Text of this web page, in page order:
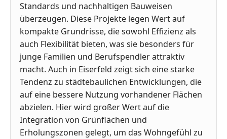
Standards und nachhaltigen Bauweisen
überzeugen. Diese Projekte legen Wert auf
kompakte Grundrisse, die sowohl Effizienz als
auch Flexibilität bieten, was sie besonders für
junge Familien und Berufspendler attraktiv
macht. Auch in Eiserfeld zeigt sich eine starke
Tendenz zu städtebaulichen Entwicklungen, die
auf eine bessere Nutzung vorhandener Flächen
abzielen. Hier wird großer Wert auf die
Integration von Grünflächen und
Erholungszonen gelegt, um das Wohngefühl zu